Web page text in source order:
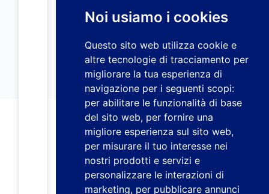
Noi usiamo i cookies
Questo sito web utilizza cookie e
altre tecnologie di tracciamento per
migliorare la tua esperienza di
navigazione per i seguenti scopi:
per abilitare le funzionalità di base
del sito web, per fornire una
migliore esperienza sul sito web,
per misurare il tuo interesse nei
nostri prodotti e servizi e
personalizzare le interazioni di
marketing, per pubblicare annunci